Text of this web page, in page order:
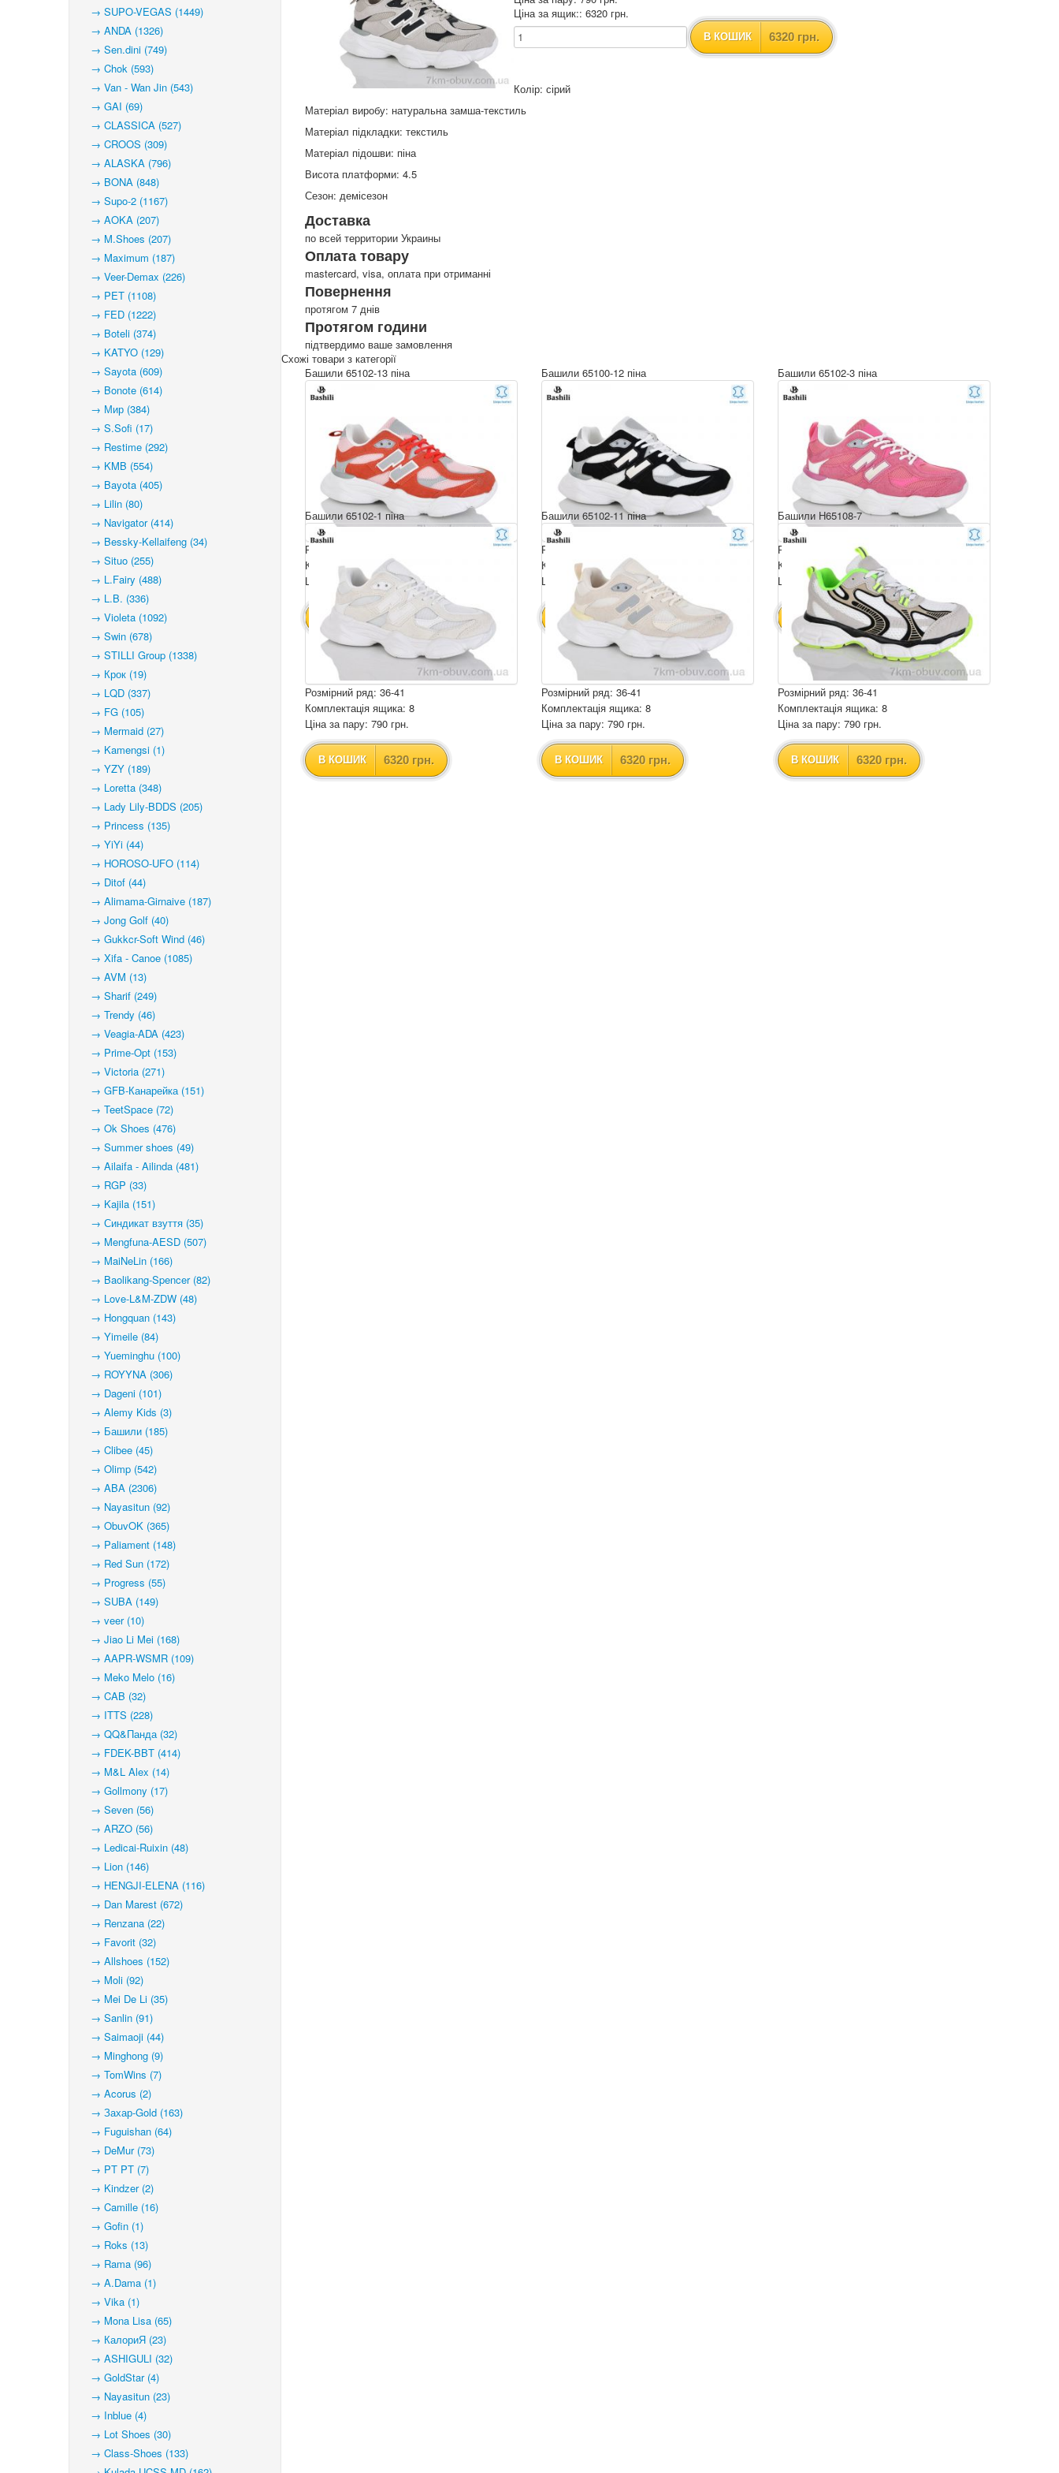
→ SUPO-VEGAS (1449)
→ ANDA (1326)
→ Sen.dini (749)
→ Chok (593)
→ Van - Wan Jin (543)
→ GAI (69)
→ CLASSICA (527)
→ CROOS (309)
→ ALASKA (796)
→ BONA (848)
→ Supo-2 (1167)
→ AOKA (207)
→ M.Shoes (207)
→ Maximum (187)
→ Veer-Demax (226)
→ PET (1108)
→ FED (1222)
→ Boteli (374)
→ KATYO (129)
→ Sayota (609)
→ Bonote (614)
→ Мир (384)
→ S.Sofi (17)
→ Restime (292)
→ KMB (554)
→ Bayota (405)
→ Lilin (80)
→ Navigator (414)
→ Bessky-Kellaifeng (34)
→ Situo (255)
→ L.Fairy (488)
→ L.B. (336)
→ Violeta (1092)
→ Swin (678)
→ STILLI Group (1338)
→ Крок (19)
→ LQD (337)
→ FG (105)
→ Mermaid (27)
→ Kamengsi (1)
→ YZY (189)
→ Loretta (348)
→ Lady Lily-BDDS (205)
→ Princess (135)
→ YiYi (44)
→ HOROSO-UFO (114)
→ Ditof (44)
→ Alimama-Girnaive (187)
→ Jong Golf (40)
→ Gukkcr-Soft Wind (46)
→ Xifa - Canoe (1085)
→ AVM (13)
→ Sharif (249)
→ Trendy (46)
→ Veagia-ADA (423)
→ Prime-Opt (153)
→ Victoria (271)
→ GFB-Канарейка (151)
→ TeetSpace (72)
→ Ok Shoes (476)
→ Summer shoes (49)
→ Ailaifa - Ailinda (481)
→ RGP (33)
→ Kajila (151)
→ Синдикат взуття (35)
→ Mengfuna-AESD (507)
→ MaiNeLin (166)
→ Baolikang-Spencer (82)
→ Love-L&M-ZDW (48)
→ Hongquan (143)
→ Yimeile (84)
→ Yueminghu (100)
→ ROYYNA (306)
→ Dageni (101)
→ Alemy Kids (3)
→ Башили (185)
→ Clibee (45)
→ Olimp (542)
→ ABA (2306)
→ Nayasitun (92)
→ ObuvOK (365)
→ Paliament (148)
→ Red Sun (172)
→ Progress (55)
→ SUBA (149)
→ veer (10)
→ Jiao Li Mei (168)
→ AAPR-WSMR (109)
→ Meko Melo (16)
→ CAB (32)
→ ITTS (228)
→ QQ&Панда (32)
→ FDEK-BBT (414)
→ M&L Alex (14)
→ Gollmony (17)
→ Seven (56)
→ ARZO (56)
→ Ledicai-Ruixin (48)
→ Lion (146)
→ HENGJI-ELENA (116)
→ Dan Marest (672)
→ Renzana (22)
→ Favorit (32)
→ Allshoes (152)
→ Moli (92)
→ Mei De Li (35)
→ Sanlin (91)
→ Saimaoji (44)
→ Minghong (9)
→ TomWins (7)
→ Acorus (2)
→ Захар-Gold (163)
→ Fuguishan (64)
→ DeMur (73)
→ PT PT (7)
→ Kindzer (2)
→ Camille (16)
→ Gofin (1)
→ Roks (13)
→ Rama (96)
→ A.Dama (1)
→ Vika (1)
→ Mona Lisa (65)
→ КалориЯ (23)
→ ASHIGULI (32)
→ GoldStar (4)
→ Nayasitun (23)
→ Inblue (4)
→ Lot Shoes (30)
→ Class-Shoes (133)
Ціна за ящик:: 6320 грн.
В КОШИК 6320 грн.
Колір: сірий
Матеріал виробу: натуральна замша-текстиль
Матеріал підкладки: текстиль
Матеріал підошви: піна
Висота платформи: 4.5
Сезон: демісезон
Доставка
по всей территории Украины
Оплата товару
mastercard, visa, оплата при отриманні
Повернення
протягом 7 днів
Протягом години
підтвердимо ваше замовлення
Схожі товари з категорії
Башили 65102-13 піна
Розмірний ряд: 36-41
Комплектація ящика: 8
Ціна за пару: 790 грн.
В КОШИК 6320 грн.
Башили 65100-12 піна
Розмірний ряд: 36-41
Комплектація ящика: 8
Ціна за пару: 790 грн.
В КОШИК 6320 грн.
Башили 65102-3 піна
Розмірний ряд: 36-41
Комплектація ящика: 8
Ціна за пару: 790 грн.
В КОШИК 6320 грн.
Башили 65102-1 піна
Розмірний ряд: 36-41
Комплектація ящика: 8
Ціна за пару: 790 грн.
В КОШИК 6320 грн.
Башили 65102-11 піна
Розмірний ряд: 36-41
Комплектація ящика: 8
Ціна за пару: 790 грн.
В КОШИК 6320 грн.
Башили H65108-7
Розмірний ряд: 36-41
Комплектація ящика: 8
Ціна за пару: 790 грн.
В КОШИК 6320 грн.